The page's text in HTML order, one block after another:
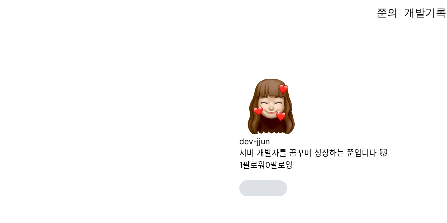
쭌의 개발기록
쭌의 개발기록
dev-jjun
서버 개발자를 꿈꾸며 성장하는 쭌입니다 😽
1팔로워 0팔로잉